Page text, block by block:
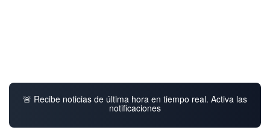
🚨 Recibe noticias de última hora en tiempo real. Activa las
notificaciones